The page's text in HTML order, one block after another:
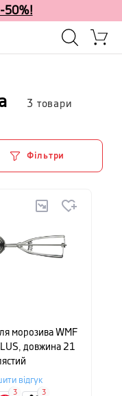
-50%!
3 товари
Фільтри
морозива WMF
довжина 21
відгук
3 3